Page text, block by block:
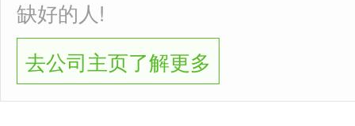
缺好的人!
去公司主页了解更多